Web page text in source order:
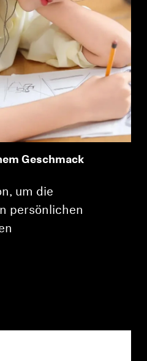
Geschmack
um die
persönlichen